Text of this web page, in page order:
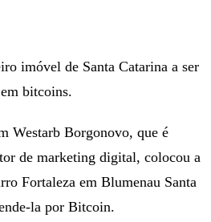
imóvel de Santa Catarina a ser
bitcoins.
Westarb Borgonovo, que é
de marketing digital, colocou a
Fortaleza em Blumenau Santa
la por Bitcoin.